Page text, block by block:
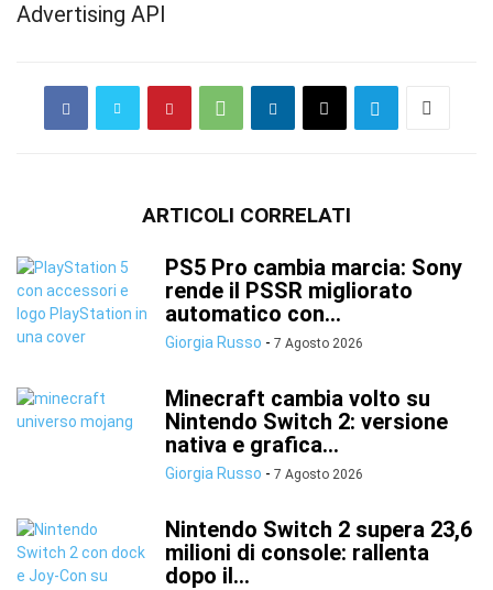
Advertising API
ARTICOLI CORRELATI
PS5 Pro cambia marcia: Sony
rende il PSSR migliorato
automatico con...
Giorgia Russo - 7 Agosto 2026
Minecraft cambia volto su
Nintendo Switch 2: versione
nativa e grafica...
Giorgia Russo - 7 Agosto 2026
Nintendo Switch 2 supera 23,6
milioni di console: rallenta
dopo il...